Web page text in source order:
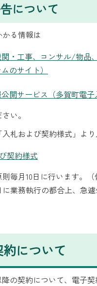
について
る情報は
関・工事、コンサル/物
のサイト）
開サービス（多賀町電子
い。
札および契約様式」より
契約様式
毎月10日に行います。（
業務執行の都合上、急
について
の契約について、電子契